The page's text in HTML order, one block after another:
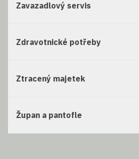
Zavazadlový servis
Zdravotnické potřeby
Ztracený majetek
Župan a pantofle